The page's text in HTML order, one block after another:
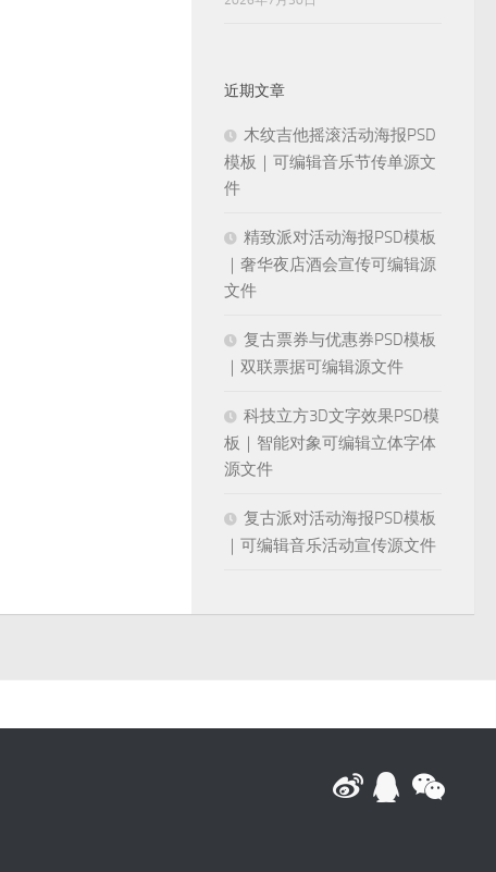
近期文章
木纹吉他摇滚活动海报PSD
模板｜可编辑音乐节传单源文
件
精致派对活动海报PSD模板
｜奢华夜店酒会宣传可编辑源
文件
复古票券与优惠券PSD模板
｜双联票据可编辑源文件
科技立方3D文字效果PSD模
板｜智能对象可编辑立体字体
源文件
复古派对活动海报PSD模板
｜可编辑音乐活动宣传源文件